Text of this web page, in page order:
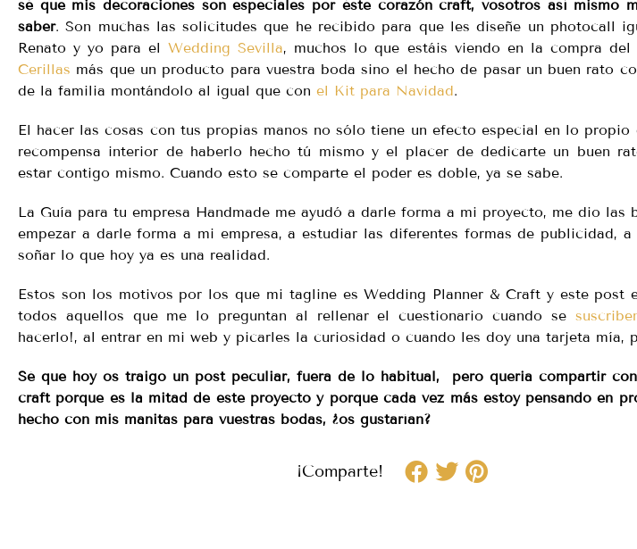
sé que mis decoraciones son especiales por éste corazón craft, vosotros así mismo
saber. Son muchas las solicitudes que he recibido para que les diseñe un photocall
Renato y yo para elWedding Sevilla, muchos lo que estáis viendo en la compra del
Cerillas más que un producto para vuestra boda sino el hecho de pasar un buen rato
de la familia montándolo al igual que con el Kit para Navidad.
El hacer las cosas con tus propias manos no sólo tiene un efecto especial en lo propio
recompensa interior de haberlo hecho tú mismo y el placer de dedicarte un buen
estar contigo mismo. Cuando esto se comparte el poder es doble, ya se sabe.
La Guía para tu empresa Handmade me ayudó a darle forma a mi proyecto, me dio las
empezar a darle forma a mi empresa, a estudiar las diferentes formas de publicidad, a
soñar lo que hoy ya es una realidad.
Estos son los motivos por los que mi tagline es Wedding Planner & Craft y este post
todos aquellos que me lo preguntan al rellenar el cuestionario cuando se
hacerlo!, al entrar en mi web y picarles la curiosidad o cuando les doy una tarjeta mía,
Sé que hoy os traigo un post peculiar, fuera de lo habitual, pero queria compartir
craft porque es la mitad de este proyecto y porque cada vez más estoy pensando en
hecho con mis manitas para vuestras bodas, ¿os gustarían?
¡Comparte!